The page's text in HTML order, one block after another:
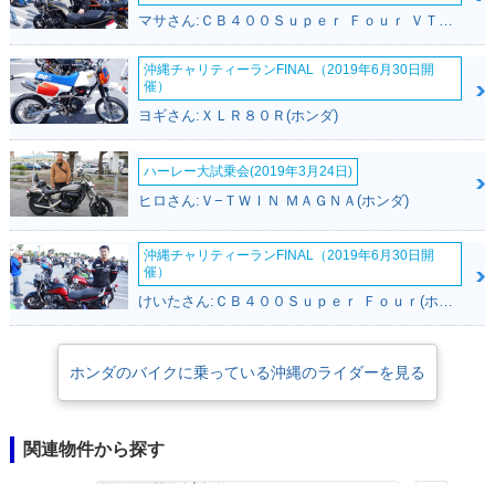
沖縄チャリティーランFINAL（2019年6月30日開
催）
ヨギさん:ＸＬＲ８０Ｒ(ホンダ)
ハーレー大試乗会(2019年3月24日)
ヒロさん:Ｖ−ＴＷＩＮ ＭＡＧＮＡ(ホンダ)
沖縄チャリティーランFINAL（2019年6月30日開
催）
けいたさん:ＣＢ４００Ｓｕｐｅｒ Ｆｏｕｒ(ホンダ)
ホンダのバイクに乗っている沖縄のライダーを見る
関連物件から探す